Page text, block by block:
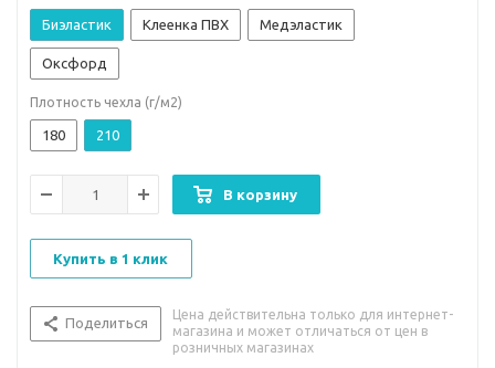
Биэластик Клеенка ПВХ Медэластик
Оксфорд
Плотность чехла (г/м2)
180 210
В корзину
Купить в 1 клик
Поделиться
Цена действительна только для интернет-
магазина и может отличаться от цен в
розничных магазинах